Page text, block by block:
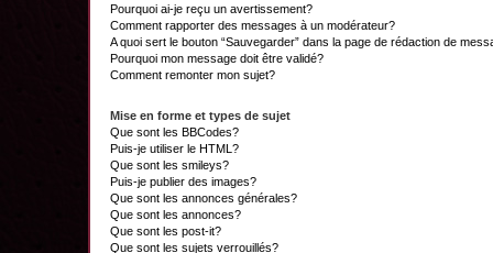
Pourquoi ai-je reçu un avertissement?
Comment rapporter des messages à un modérateur?
A quoi sert le bouton “Sauvegarder” dans la page de rédaction de
Pourquoi mon message doit être validé?
Comment remonter mon sujet?
Mise en forme et types de sujet
Que sont les BBCodes?
Puis-je utiliser le HTML?
Que sont les smileys?
Puis-je publier des images?
Que sont les annonces générales?
Que sont les annonces?
Que sont les post-it?
Que sont les sujets verrouillés?